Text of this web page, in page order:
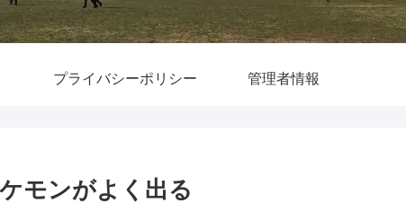
プライバシーポリシー 管理者情報
モンがよく出る